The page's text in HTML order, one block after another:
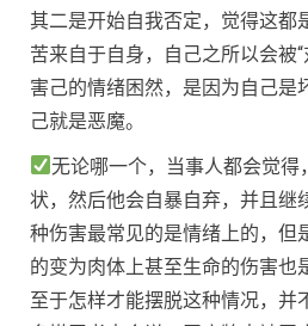
其二是开始自我否定，觉得这都
苦来自于自身，自己之所以会被
害己的情绪困然，是因为自己是
己就是恶魔。
无论哪一个，当事人都会觉得
状，然后他会自暴自弃，并且继
种伤害最常见的是情绪上的，但
的变为肉体上甚至生命的伤害也
至于怎样才能摆脱这种情况，并